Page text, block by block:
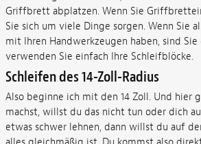
Griffbrett abplatzen. Wenn Sie
Sie sich um viele Dinge sorgen. Wenn Sie
mit Ihren Handwerkzeugen haben, sind
verwenden Sie einfach Ihre Schleifblöcke.
Schleifen des 14-Zoll-Radius
Also beginne ich mit den 14 Zoll. Und hier
machst, willst du das nicht tun oder dich
etwas schwer lehnen, dann willst du auf